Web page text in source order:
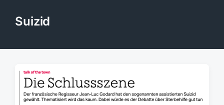
Suizid